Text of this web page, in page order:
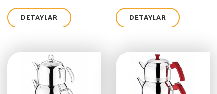
DETAYLAR DETAYLAR